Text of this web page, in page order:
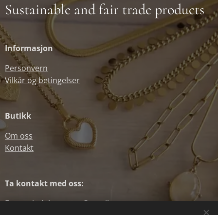
Sustainable and fair trade products
Informasjon
Personvern
Vilkår og betingelser
Butikk
Om oss
Kontakt
Ta kontakt med oss:
E-post: indah.norway@gmail.com